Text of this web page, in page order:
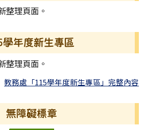
整理頁面。
學年度新生專區
整理頁面。
教務處「115學年度新生專區」完整內容
無障礙標章